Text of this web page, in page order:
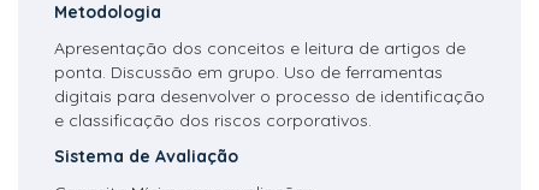
Metodologia
Apresentação dos conceitos e leitura de artigos de
ponta. Discussão em grupo. Uso de ferramentas
digitais para desenvolver o processo de identificação
e classificação dos riscos corporativos.
Sistema de Avaliação